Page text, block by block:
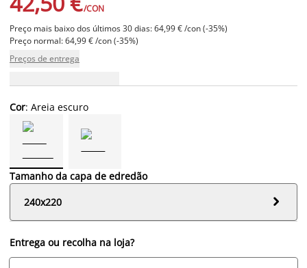
/CON
Preço mais baixo dos últimos 30 dias: 64,99 € /con (-35%)
Preço normal: 64,99 € /con (-35%)
Preços de entrega
Cor: Areia escuro
Tamanho da capa de edredão
240x220

Entrega ou recolha na loja?